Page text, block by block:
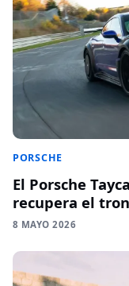
PORSCHE
El Porsche
recupera el
8 MAYO 2026